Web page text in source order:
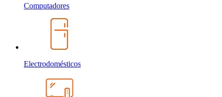
Computadores
Electrodomésticos